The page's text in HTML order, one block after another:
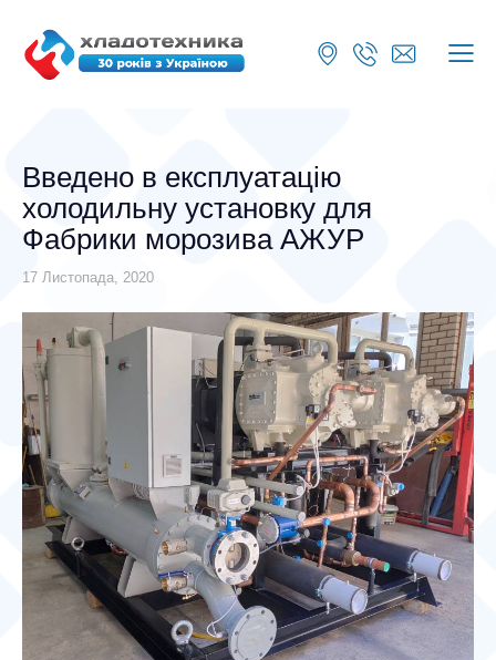
Введено в експлуатацію
холодильну установку для
Фабрики морозива АЖУР
17 Листопада, 2020